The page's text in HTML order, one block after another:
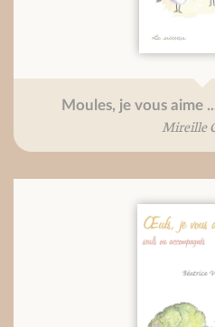
Moules, je vous aime
Mireille